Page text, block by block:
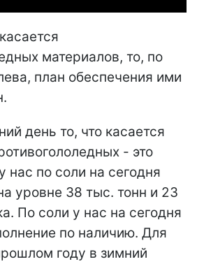
материалов, то, по
план обеспечения ими
день то, что касается
- это
нас по соли на сегодня
уровне 38 тыс. тонн и 23
По соли у нас на сегодня
по наличию. Для
году в зимний